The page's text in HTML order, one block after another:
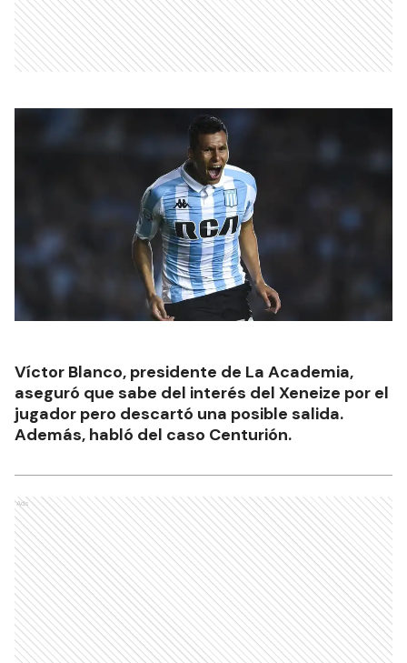
Víctor Blanco, presidente de La Academia,
aseguró que sabe del interés del Xeneize por el
jugador pero descartó una posible salida.
Además, habló del caso Centurión.
Ads